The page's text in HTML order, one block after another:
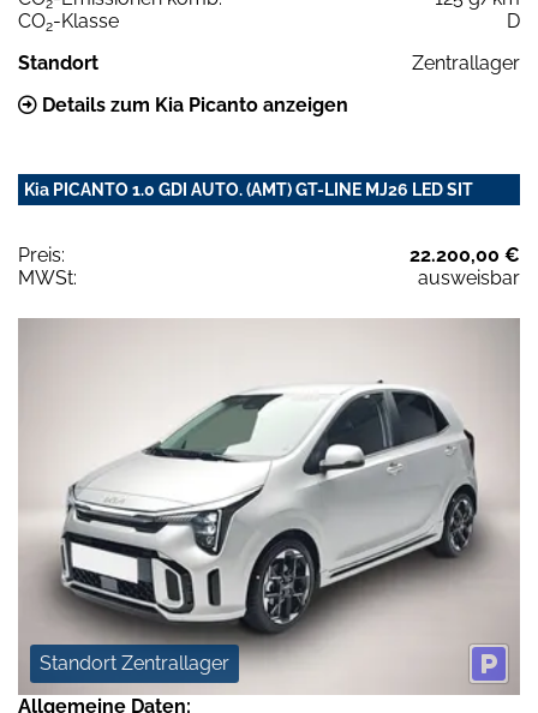
2
CO2-Klasse
D
Standort
Zentrallager
Details zum Kia Picanto anzeigen
Kia PICANTO 1.0 GDI AUTO. (AMT) GT-LINE MJ26 LED SIT
Preis:
22.200,00 €
MWSt:
ausweisbar
Standort Zentrallager
Allgemeine Daten: